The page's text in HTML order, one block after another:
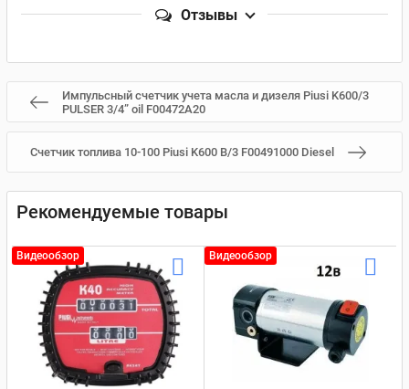
Отзывы
Импульсный счетчик учета масла и дизеля Piusi K600/3
PULSER 3/4” oil F00472A20
Счетчик топлива 10-100 Piusi K600 В/3 F00491000 Diesel
Рекомендуемые товары
Видеообзор Видеообзор